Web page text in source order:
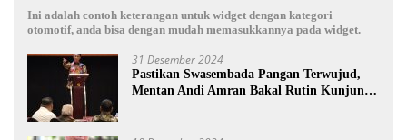
Ini adalah contoh keterangan untuk widget dengan kategori
otomotif, anda bisa dengan mudah memasukkannya pada widget.
31 Desember 2024
Pastikan Swasembada Pangan Terwujud,
Mentan Andi Amran Bakal Rutin Kunjungi